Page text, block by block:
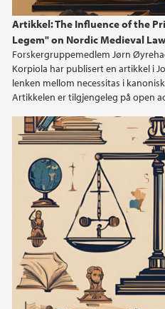
Artikkel: The Influence of the
Legem" on Nordic Medieval
Forskergruppemedlem Jørn
Korpiola har publisert en artikkel i
lenken mellom necessitas i
Artikkelen er tilgjengeleg på open
2011